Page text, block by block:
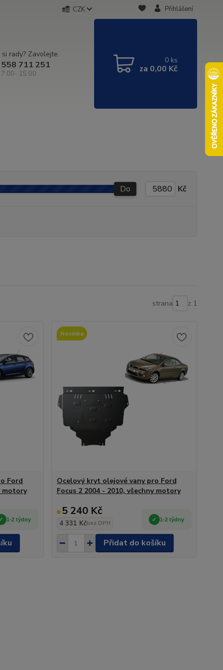
CZK Přihlášení
rady? Zavolejte.
711 251
7:00- 15:00
0 ks
za 0,00 Kč
Do Kč
strana z 1
Ford
motory
1-2 týdny
Novinka
Ocelový kryt olejové vany pro Ford
Focus 2 2004 - 2010, všechny motory
5 240 Kč
4 331 Kčbez DPH
1-2 týdny
Přidat do košíku